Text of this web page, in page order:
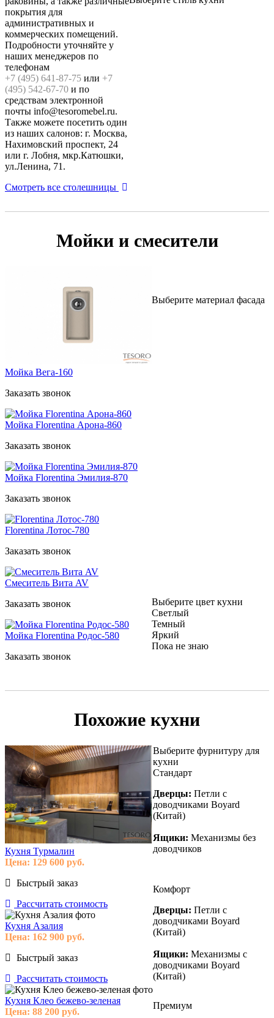
покрытия для
административных и
коммерческих помещений.
Подробности уточняйте у
наших менеджеров по
телефонам
+7 (495) 641-87-75 или +7
(495) 542-67-70 и по
средствам электронной
почты info@tesoromebel.ru.
Также можете посетить один
из наших салонов: г. Москва,
Нахимовский проспект, 24
или г. Лобня, мкр.Катюшки,
ул.Ленина, 71.
Смотреть все столешницы
Мойки и смесители
Мойка Вега-160
Заказать звонок
Мойка Florentina Арона-860
Заказать звонок
Мойка Florentina Эмилия-870
Заказать звонок
Florentina Лотос-780
Заказать звонок
Смеситель Вита AV
Заказать звонок
Мойка Florentina Родос-580
Заказать звонок
Похожие кухни
Кухня Турмалин
Цена: 129 600 руб.
Быстрый заказ
Рассчитать стоимость
Кухня Азалия
Цена: 162 900 руб.
Быстрый заказ
Рассчитать стоимость
Кухня Клео бежево-зеленая
Цена: 88 200 руб.
Выберите материал фасада
Выберите цвет кухни
Светлый
Темный
Яркий
Пока не знаю
Выберите фурнитуру для
кухни
Стандарт
Дверцы: Петли с
доводчиками Boyard
(Китай)
Ящики: Механизмы без
доводчиков
Комфорт
Дверцы: Петли с
доводчиками Boyard
(Китай)
Ящики: Механизмы с
доводчиками Boyard
(Китай)
Премиум